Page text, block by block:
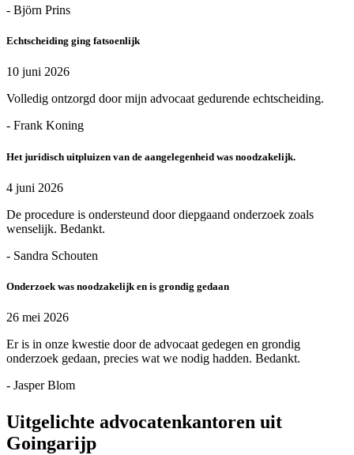
- Björn Prins
Echtscheiding ging fatsoenlijk
10 juni 2026
Volledig ontzorgd door mijn advocaat gedurende echtscheiding.
- Frank Koning
Het juridisch uitpluizen van de aangelegenheid was noodzakelijk.
4 juni 2026
De procedure is ondersteund door diepgaand onderzoek zoals
wenselijk. Bedankt.
- Sandra Schouten
Onderzoek was noodzakelijk en is grondig gedaan
26 mei 2026
Er is in onze kwestie door de advocaat gedegen en grondig
onderzoek gedaan, precies wat we nodig hadden. Bedankt.
- Jasper Blom
Uitgelichte advocatenkantoren uit
Goingarijp